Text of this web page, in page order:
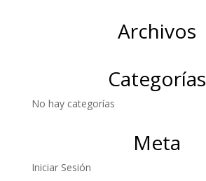
Archivos
Categorías
No hay categorías
Meta
Iniciar Sesión